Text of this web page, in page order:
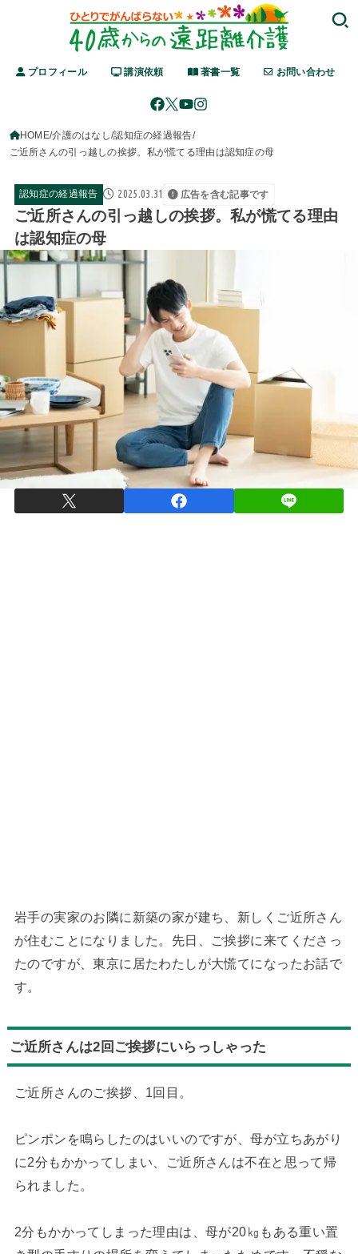
プロフィール 講演依頼 著書一覧 お問い合わせ
HOME 介護のはなし 認知症の経過報告
ご近所さんの引っ越しの挨拶。私が慌てる理由は認知症の母
認知症の経過報告 2025.03.31 広告を含む記事です
ご近所さんの引っ越しの挨拶。私が慌てる理由
は認知症の母
岩手の実家のお隣に新築の家が建ち、新しくご近所さん
が住むことになりました。先日、ご挨拶に来てくださっ
たのですが、東京に居たわたしが大慌てになったお話で
す。
ご近所さんは2回ご挨拶にいらっしゃった
ご近所さんのご挨拶、1回目。
ピンポンを鳴らしたのはいいのですが、母が立ちあがり
に2分もかかってしまい、ご近所さんは不在と思って帰
られました。
2分もかかってしまった理由は、母が20㎏もある重い置